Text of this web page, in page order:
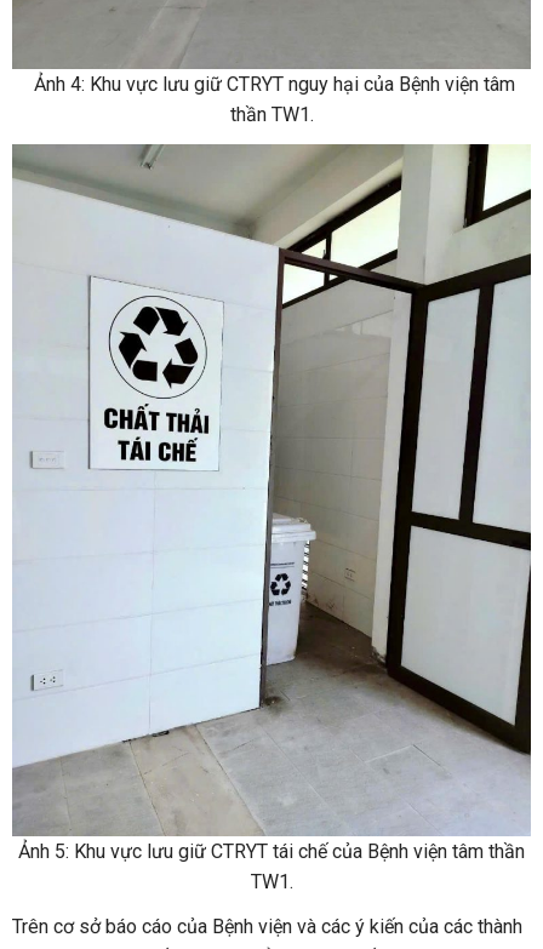
Ảnh 4: Khu vực lưu giữ CTRYT nguy hại của Bệnh viện tâm
thần TW1.
Ảnh 5: Khu vực lưu giữ CTRYT tái chế của Bệnh viện tâm thần
TW1.
Trên cơ sở báo cáo của Bệnh viện và các ý kiến của các thành